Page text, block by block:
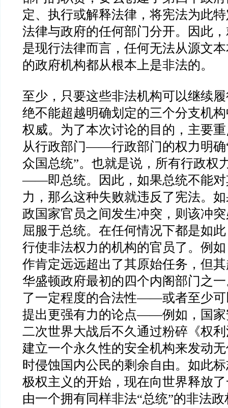
定、执行或解释法律，将宪法为此
法律与政府的任何部门分开。因此
是现行法律而言，任何无法从源文
的政府机构都从根本上是非法的。
至少，只要这些非法机构可以继续
绝不能超越明确划定的三个分支机
权威。为了本次讨论的目的，主要
从行政部门——行政部门的权力明确
众国总统”。也就是说，所有行政权
——即总统。因此，如果总统不能
力，那么这种失败就违反了宪法。
政国家官员之间发生冲突，则该冲
屈服于总统。在任何情况下都是如
行使非法权力的机构的官员了。例
作肯定远远超出了其原始任务，但
华盛顿政府最初的四个内阁部门之
了一定程度的合法性——或者至少
提出更强有力的论点——例如，国
二次世界大战后不久通过粉碎《权
建立一个永久性的安全机构来发动
时侵蚀国内公民的剩余自由。如此
极权主义的开始，现在向世界释放
由一个拥有同样非法“总统”的非法